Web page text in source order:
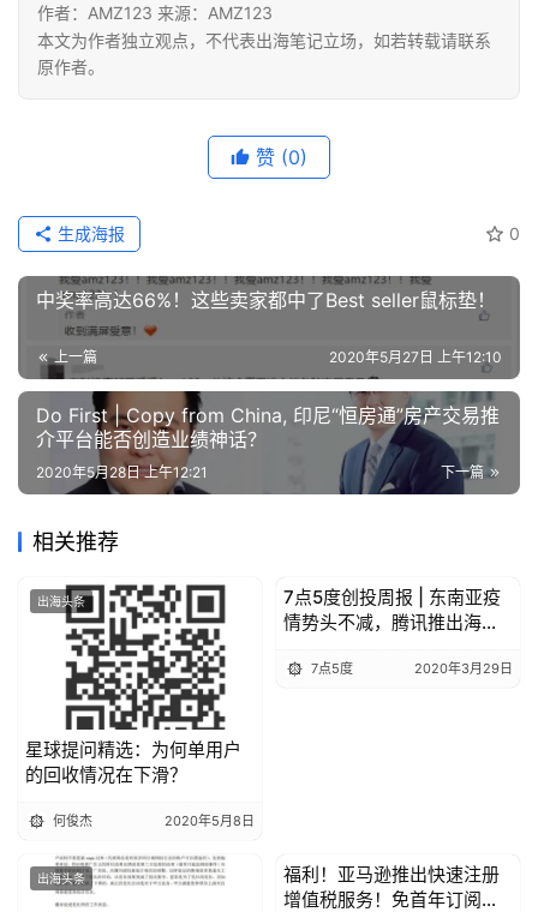
作者：AMZ123 来源：AMZ123
本文为作者独立观点，不代表出海笔记立场，如若转载请联系
原作者。
赞 (0)
0
生成海报
中奖率高达66%！这些卖家都中了Best seller鼠标垫！
上一篇 2020年5月27日 上午12:10
Do First | Copy from China, 印尼“恒房通”房产交易推
介平台能否创造业绩神话？
下一篇
2020年5月28日 上午12:21
相关推荐
出海头条
星球提问精选：为何单用户
的回收情况在下滑？
何俊杰 2020年5月8日
出海头条
7点5度创投周报 | 东南亚疫
情势头不减，腾讯推出海外
献25%的年薪补贴网约车司
7点5度 2020年3月29日
出海头条 出海头条
福利！亚马逊推出快速注册
增值税服务！免首年订阅